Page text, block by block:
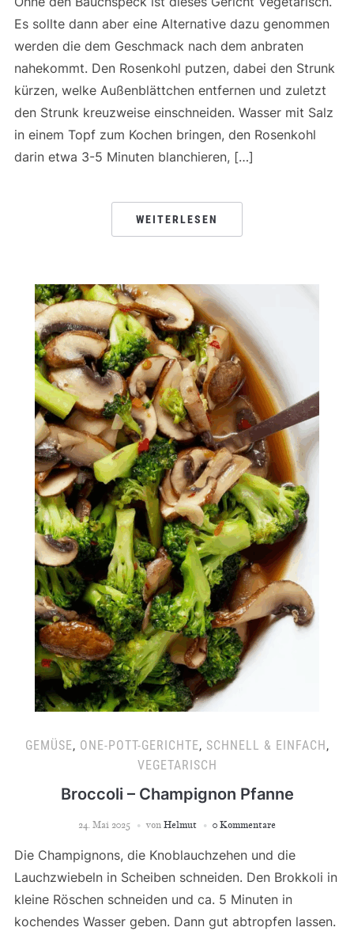
Es sollte dann aber eine Alternative dazu genommen
werden die dem Geschmack nach dem anbraten
nahekommt. Den Rosenkohl putzen, dabei den Strunk
kürzen, welke Außenblättchen entfernen und zuletzt
den Strunk kreuzweise einschneiden. Wasser mit Salz
in einem Topf zum Kochen bringen, den Rosenkohl
darin etwa 3-5 Minuten blanchieren, […]
WEITERLESEN
GEMÜSE, ONE-POTT-GERICHTE, SCHNELL & EINFACH,
VEGETARISCH
Broccoli – Champignon Pfanne
24. Mai 2025 von Helmut 0 Kommentare
Die Champignons, die Knoblauchzehen und die
Lauchzwiebeln in Scheiben schneiden. Den Brokkoli in
kleine Röschen schneiden und ca. 5 Minuten in
kochendes Wasser geben. Dann gut abtropfen lassen.